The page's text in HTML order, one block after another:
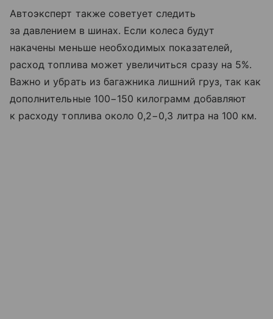
Автоэксперт также советует следить
за давлением в шинах. Если колеса будут
накачены меньше необходимых показателей,
расход топлива может увеличиться сразу на 5%.
Важно и убрать из багажника лишний груз, так как
дополнительные 100−150 килограмм добавляют
к расходу топлива около 0,2−0,3 литра на 100 км.